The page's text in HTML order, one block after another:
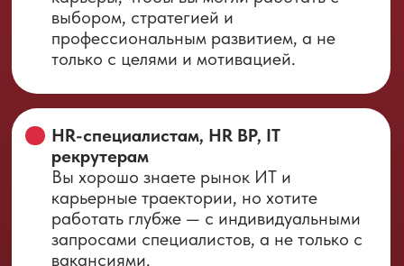
Практическую экспертизу.Вы сможете
Готовую систему работы
. Вы получите
не теорию, а чёткую «карту»: от
диагностики запроса до подготовки к
собеседованию. В вашем
распоряжении будет полная структура
также актуальные инструменты для
карьерного анализа и планирования